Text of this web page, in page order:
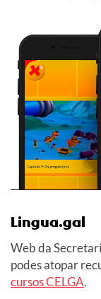
Lingua.gal
Web da
podes atopar
cursos CELGA.